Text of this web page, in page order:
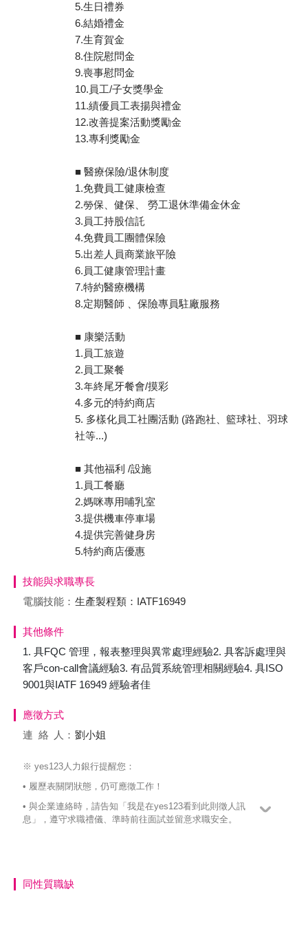
5.生日禮券
6.結婚禮金
7.生育賀金
8.住院慰問金
9.喪事慰問金
10.員工/子女獎學金
11.績優員工表揚與禮金
12.改善提案活動獎勵金
13.專利獎勵金
■ 醫療保險/退休制度
1.免費員工健康檢查
2.勞保、健保、 勞工退休準備金休金
3.員工持股信託
4.免費員工團體保險
5.出差人員商業旅平險
6.員工健康管理計畫
7.特約醫療機構
8.定期醫師 、保險專員駐廠服務
■ 康樂活動
1.員工旅遊
2.員工聚餐
3.年終尾牙餐會/摸彩
4.多元的特約商店
5. 多樣化員工社團活動 (路跑社、籃球社、羽球
社等...)
■ 其他福利 /設施
1.員工餐廳
2.媽咪專用哺乳室
3.提供機車停車場
4.提供完善健身房
5.特約商店優惠
技能與求職專長
電腦技能： 生產製程類：IATF16949
其他條件
1. 具FQC 管理，報表整理與異常處理經驗2. 具客訴處理與
客戶con-call會議經驗3. 有品質系統管理相關經驗4. 具ISO
9001與IATF 16949 經驗者佳
應徵方式
連絡
人： 劉小姐
※ yes123人力銀行提醒您：
• 履歷表關閉狀態，仍可應徵工作！
• 與企業連絡時，請告知「我是在yes123看到此則徵人訊
息」，遵守求職禮儀、準時前往面試並留意求職安全。
同性質職缺